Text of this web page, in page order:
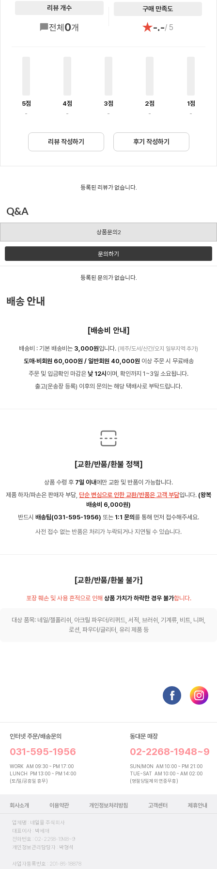
리뷰 개수
전체0개
구매 만족도
★-.-/ 5
5점
-
4점
-
3점
-
2점
-
1점
-
리뷰 작성하기 후기 작성하기
등록된 리뷰가 없습니다.
Q&A
상품문의2
문의하기
등록된 문의가 없습니다.
배송 안내
[배송비 안내]
배송비 : 기본 배송비는 3,000원입니다. (제주/도서/산간/오지 일부지역 추가)
도매·비회원 60,000원 / 일반회원 40,000원 이상 주문 시 무료배송
주문 및 입금확인 마감은 낮 12시 이며, 확인까지 1~3일 소요됩니다.
출고(운송장 등록) 이후의 문의는 해당 택배사로 부탁드립니다.
[교환/반품/환불 정책]
상품 수령 후 7일 이내 에만 교환 및 반품이 가능합니다.
제품 하자/파손은 판매자 부담, 단순 변심으로 인한 교환/반품은 고객 부담입니다. (왕복
배송비 6,000원)
반드시 배송팀(031-595-1956) 또는 1:1 문의 를 통해 먼저 접수해주세요.
사전 접수 없는 반품은 처리가 누락되거나 지연될 수 있습니다.
[교환/반품/환불 불가]
포장 훼손 및 사용 흔적으로 인해 상품 가치가 하락한 경우 불가합니다.
대상 품목: 네일/젤폴리쉬, 아크릴 파우더/리퀴드, 서적, 브러쉬, 기계류, 비트, 니퍼,
로션, 파우더/글리터, 유리 제품 등
인터넷 주문/배송문의
031-595-1956
WORK AM 09:30 ~ PM 17:00
LUNCH PM 13:00 ~ PM 14:00
(토/일/공휴일 휴무)
동대문 매장
02-2268-1948~9
SUN/MON AM 10:00 ~ PM 21:00
TUE~SAT AM 10:00 ~ AM 02:00
(명절당일제외 연중무휴)
회사소개 이용약관 개인정보처리방침 고객센터 제휴안내
업체명 : 네일몰 주식회사
대표이사 : 박세재
전화번호 : 02-2268-1948~9
개인정보관리담당자 : 박형석
사업자등록번호 : 201-86-18878